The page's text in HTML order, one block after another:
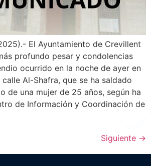
El Ayuntamiento de Crevillent
profundo pesar y condolencias
ocurrido en la noche de ayer en
Al-Shafra, que se ha saldado
de una mujer de 25 años, según ha
de Información y Coordinación de
Siguiente →